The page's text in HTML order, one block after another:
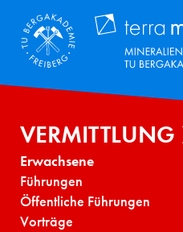
Inhalt
VERMITTLUNG
Erwachsene
Führungen
Öffentliche Führungen
Vorträge